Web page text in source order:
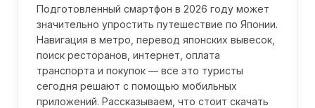
Подготовленный смартфон в 2026 году может
значительно упростить путешествие по Японии.
Навигация в метро, перевод японских вывесок,
поиск ресторанов, интернет, оплата
транспорта и покупок — все это туристы
сегодня решают с помощью мобильных
приложений. Рассказываем, что стоит скачать